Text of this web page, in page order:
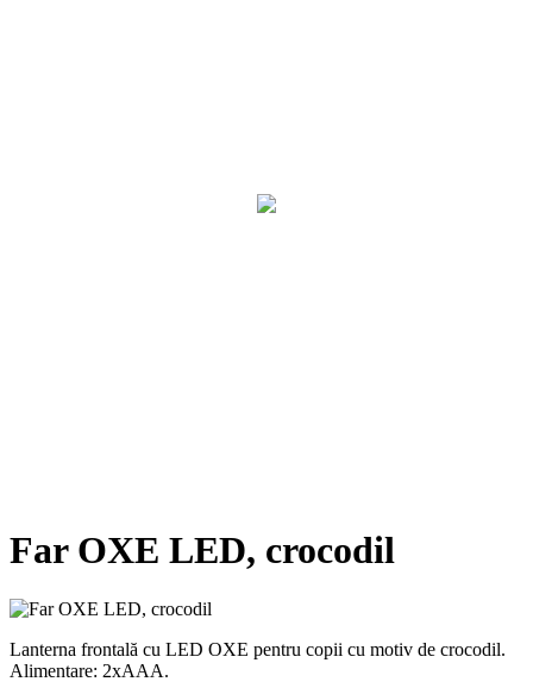
Far OXE LED, crocodil
Lanterna frontală cu LED OXE pentru copii cu motiv de crocodil.
Alimentare: 2xAAA.